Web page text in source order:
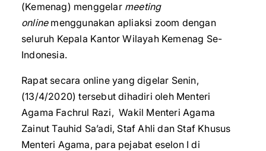
(Kemenag) menggelar meeting
onlinemenggunakan apliaksi zoom dengan
seluruh Kepala Kantor Wilayah Kemenag Se-
Indonesia.
Rapat secara online yang digelar Senin,
(13/4/2020) tersebut dihadiri oleh Menteri
Agama Fachrul Razi, Wakil Menteri Agama
Zainut Tauhid Sa’adi, Staf Ahli dan Staf Khusus
Menteri Agama, para pejabat eselon I di